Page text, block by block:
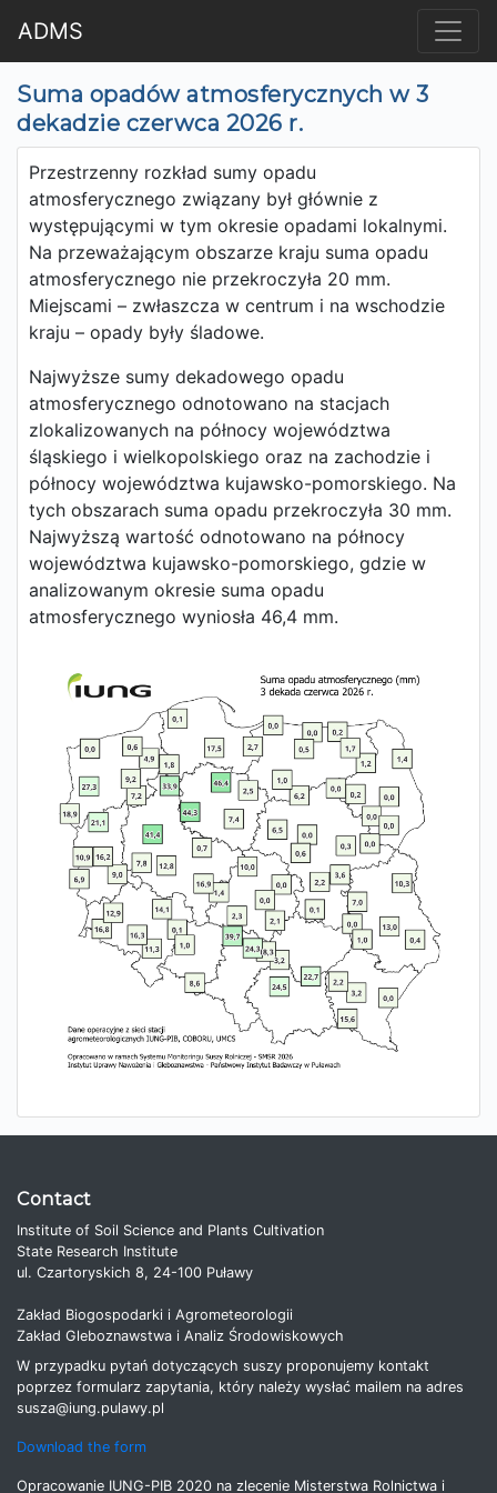
ADMS
Suma opadów atmosferycznych w 3
dekadzie czerwca 2026 r.
Przestrzenny rozkład sumy opadu
atmosferycznego związany był głównie z
występującymi w tym okresie opadami lokalnymi.
Na przeważającym obszarze kraju suma opadu
atmosferycznego nie przekroczyła 20 mm.
Miejscami – zwłaszcza w centrum i na wschodzie
kraju – opady były śladowe.
Najwyższe sumy dekadowego opadu
atmosferycznego odnotowano na stacjach
zlokalizowanych na północy województwa
śląskiego i wielkopolskiego oraz na zachodzie i
północy województwa kujawsko-pomorskiego. Na
tych obszarach suma opadu przekroczyła 30 mm.
Najwyższą wartość odnotowano na północy
województwa kujawsko-pomorskiego, gdzie w
analizowanym okresie suma opadu
atmosferycznego wyniosła 46,4 mm.
Contact
Institute of Soil Science and Plants Cultivation
State Research Institute
ul. Czartoryskich 8, 24-100 Puławy
Zakład Biogospodarki i Agrometeorologii
Zakład Gleboznawstwa i Analiz Środowiskowych
W przypadku pytań dotyczących suszy proponujemy kontakt
poprzez formularz zapytania, który należy wysłać mailem na adres
susza@iung.pulawy.pl
Download the form
Opracowanie IUNG-PIB 2020 na zlecenie Misterstwa Rolnictwa i